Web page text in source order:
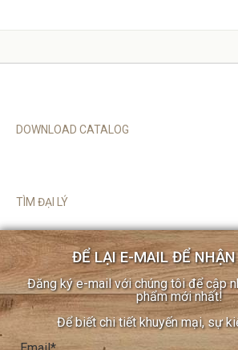
DOWNLOAD CATALOG
TÌM ĐẠI LÝ
SITEMAP
CHÍNH SÁCH BẢO MẬT
COOKIE POLICY
ĐĂNG KÝ ĐẠI LÝ
ĐỂ LẠI E-MAIL ĐỂ
Đăng ký e-mail với chúng tôi để cập
phẩm mới nhất!
Để biết chi tiết khuyến mại, sự